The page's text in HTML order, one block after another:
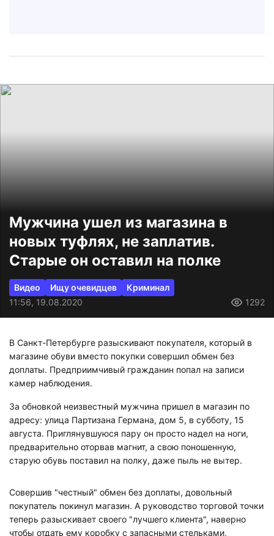
Мужчина ушел из магазина в
новых туфлях, не заплатив.
Старые он оставил на полке
Видео Ищу очевидцев
Криминал
11:56, 19.08.2020
1292
В Санкт-Петербурге разыскивают покупателя, который в
магазине обуви вместо покупки совершил обмен без
доплаты. Предприимчивый гражданин попал на записи
камер наблюдения.
За обновкой неизвестный мужчина пришел в магазин по
адресу: улица Партизана Германа, дом 5, в субботу, 15
августа. Приглянувшуюся пару он просто надел на ноги,
предварительно оторвав магнит, а свою поношенную,
старую обувь поставил на полку, даже пыль не вытер.
Совершив "честный" обмен без доплаты, довольный
покупатель покинул магазин. А руководство торговой точки
теперь разыскивает своего "лучшего клиента", наверно
чтобы отдать ему коробку с запасными стельками,